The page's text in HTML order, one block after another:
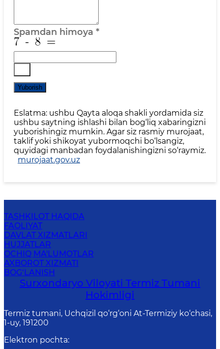
Spamdan himoya *
Yuborish
Eslatma: ushbu Qayta aloqa shakli yordamida siz
ushbu saytning ishlashi bilan bog‘liq xabaringizni
yuborishingiz mumkin. Agar siz rasmiy murojaat,
taklif yoki shikoyat yubormoqchi bo‘lsangiz,
quyidagi manbadan foydalanishingizni so‘raymiz.
murojaat.gov.uz
TASHKILOT HAQIDA
FAOLIYAT
DAVLAT XIZMATLARI
HUJJATLAR
OCHIQ MA'LUMOTLAR
AXBOROT XIZMATI
BOG‘LANISH
Surxondaryo Viloyati Termiz Tumani
Hokimligi
Termiz tumani, Uchqizil qo‘rg‘oni At-Termiziy ko‘chasi,
1-uy, 191200
Elektron pochta: